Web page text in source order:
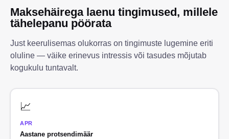
Maksehäirega laenu tingimused, millele
tähelepanu pöörata
Just keerulisemas olukorras on tingimuste lugemine eriti
oluline — väike erinevus intressis või tasudes mõjutab
kogukulu tuntavalt.
📈
APR
Aastane protsendimäär